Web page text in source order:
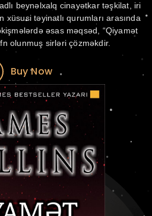
beynəlxalq cinayətkar təşkilat, iri
xüsusi təyinatlı qurumları arasında
əsas məqsəd, “Qiyamət
olunmuş sirləri çözməkdir.
Buy Now